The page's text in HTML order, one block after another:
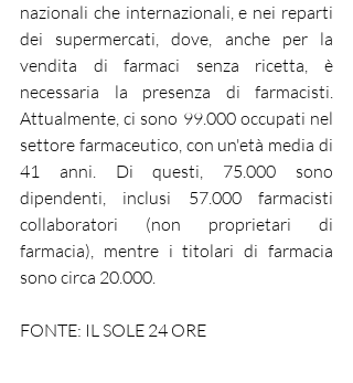
nazionali che internazionali, e nei reparti
dei supermercati, dove, anche per la
vendita di farmaci senza ricetta, è
necessaria la presenza di farmacisti.
Attualmente, ci sono 99.000 occupati nel
settore farmaceutico, con un'età media di
41 anni. Di questi, 75.000 sono
dipendenti, inclusi 57.000 farmacisti
collaboratori (non proprietari di
farmacia), mentre i titolari di farmacia
sono circa 20.000.
FONTE: IL SOLE 24 ORE